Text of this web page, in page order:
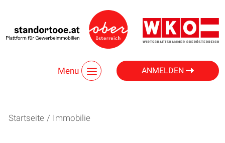
Menu ANMELDEN
Startseite / Immobilie